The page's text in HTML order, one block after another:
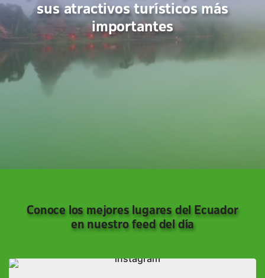
sus atractivos turísticos más
importantes
Conoce los mejores lugares del Ecuador
en nuestro feed del día